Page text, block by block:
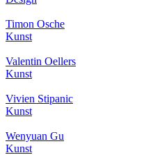
Timon Osche
Kunst
Valentin Oellers
Kunst
Vivien Stipanic
Kunst
Wenyuan Gu
Kunst